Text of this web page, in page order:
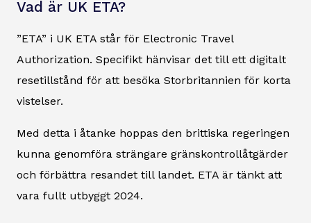
Vad är UK ETA?
”ETA” i UK ETA står för Electronic Travel
Authorization. Specifikt hänvisar det till ett digitalt
resetillstånd för att besöka Storbritannien för korta
vistelser.
Med detta i åtanke hoppas den brittiska regeringen
kunna genomföra strängare gränskontrollåtgärder
och förbättra resandet till landet. ETA är tänkt att
vara fullt utbyggt 2024.